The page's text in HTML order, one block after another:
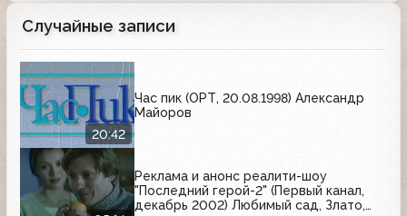
Случайные записи
20:42
Час пик (ОРТ, 20.08.1998) Александр
Майоров
Реклама и анонс реалити-шоу
"Последний герой-2" (Первый канал,
декабрь 2002) Любимый сад, Злато,